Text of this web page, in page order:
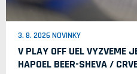
3. 8. 2026 NOVINKY
V PLAY OFF UEL VYZVEME
HAPOEL BEER-SHEVA /